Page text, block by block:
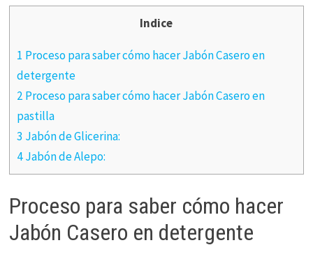
Indice
1 Proceso para saber cómo hacer Jabón Casero en
detergente
2 Proceso para saber cómo hacer Jabón Casero en
pastilla
3 Jabón de Glicerina:
4 Jabón de Alepo:
Proceso para saber cómo hacer
Jabón Casero en detergente